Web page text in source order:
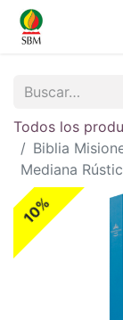
Todos los
Biblia
Mediana
10%